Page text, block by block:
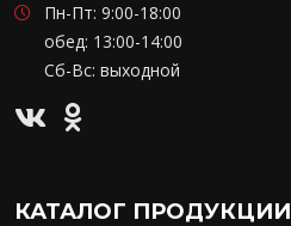
Пн-Пт: 9:00-18:00
обед: 13:00-14:00
Сб-Вс: выходной
КАТАЛОГ ПРОДУКЦИИ